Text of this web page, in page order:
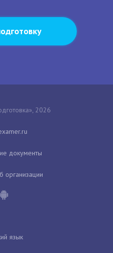
2026
документы
организации
язык